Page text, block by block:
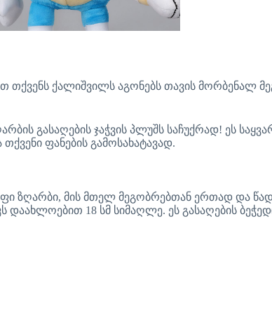
თქვენს ქალიშვილს აგონებს თავის მორბენალ
გასაღების ჯაჭვის პლუშს საჩუქრად! ეს
ფანების გამოსახატავად.
ზღარბი, მის მთელ მეგობრებთან ერთად და
18 სმ სიმაღლე. ეს გასაღების